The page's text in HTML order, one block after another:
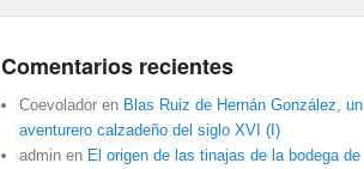
Comentarios recientes
Coevolador en Blas Ruiz de Hernán González, un
aventurero calzadeño del siglo XVI (I)
admin en El origen de las tinajas de la bodega de